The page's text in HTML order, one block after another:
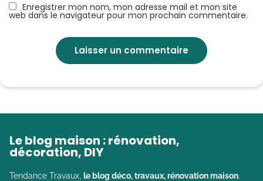
Enregistrer mon nom, mon adresse mail et mon site
web dans le navigateur pour mon prochain commentaire.
Le blog maison : rénovation,
décoration, DIY
Tendance Travaux, le blog déco, travaux, rénovation maison.